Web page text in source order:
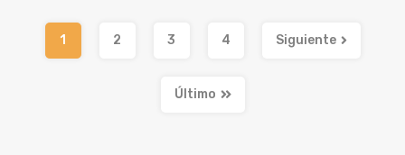
1 2 3 4 Siguiente
Último